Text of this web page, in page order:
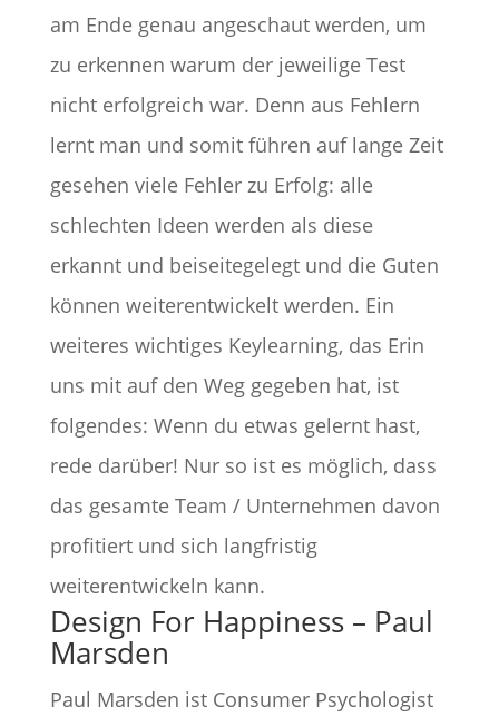
am Ende genau angeschaut werden, um
zu erkennen warum der jeweilige Test
nicht erfolgreich war. Denn aus Fehlern
lernt man und somit führen auf lange Zeit
gesehen viele Fehler zu Erfolg: alle
schlechten Ideen werden als diese
erkannt und beiseitegelegt und die Guten
können weiterentwickelt werden. Ein
weiteres wichtiges Keylearning, das Erin
uns mit auf den Weg gegeben hat, ist
folgendes: Wenn du etwas gelernt hast,
rede darüber! Nur so ist es möglich, dass
das gesamte Team / Unternehmen davon
profitiert und sich langfristig
weiterentwickeln kann.
Design For Happiness – Paul
Marsden
Paul Marsden ist Consumer Psychologist